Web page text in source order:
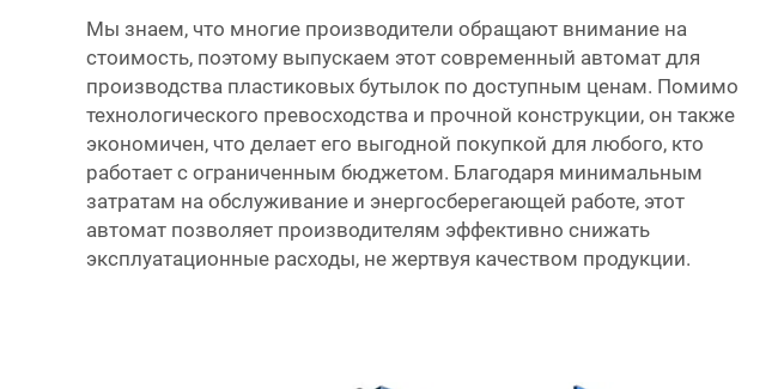
Мы знаем, что многие производители обращают внимание на
стоимость, поэтому выпускаем этот современный автомат для
производства пластиковых бутылок по доступным ценам. Помимо
технологического превосходства и прочной конструкции, он также
экономичен, что делает его выгодной покупкой для любого, кто
работает с ограниченным бюджетом. Благодаря минимальным
затратам на обслуживание и энергосберегающей работе, этот
автомат позволяет производителям эффективно снижать
эксплуатационные расходы, не жертвуя качеством продукции.